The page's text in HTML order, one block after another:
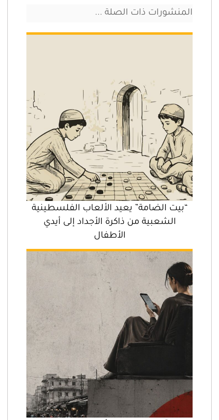
المنشورات ذات الصلة ...
“بيت الضامة” يعيد الألعاب الفلسطينية
الشعبية من ذاكرة الأجداد إلى أيدي
الأطفال